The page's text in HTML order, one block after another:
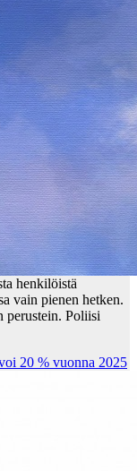
henkilöistä
vain pienen hetken.
perustein. Poliisi
20 % vuonna 2025